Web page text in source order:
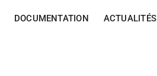
DOCUMENTATION ACTUALITÉS